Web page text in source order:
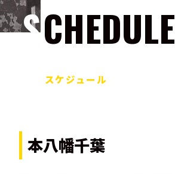
SCHEDULE
スケジュール
本八幡千葉